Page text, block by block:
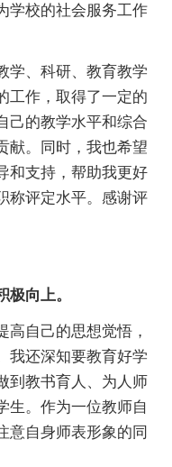
学校的社会服务工作
、科研、教育教学
工作，取得了一定的
己的教学水平和综合
献。同时，我也希望
和支持，帮助我更好
称评定水平。感谢评
向上。
自己的思想觉悟，
我还深知要教育好学
到教书育人、为人师
生。作为一位教师自
意自身师表形象的同